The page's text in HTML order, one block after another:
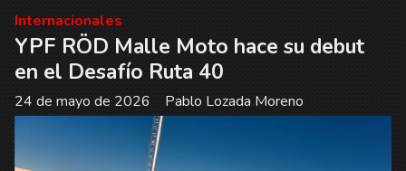
YPF RÖD Malle Moto hace su debut
en el Desafío Ruta 40
Pablo Lozada Moreno
Internacionales
24 de mayo de 2026